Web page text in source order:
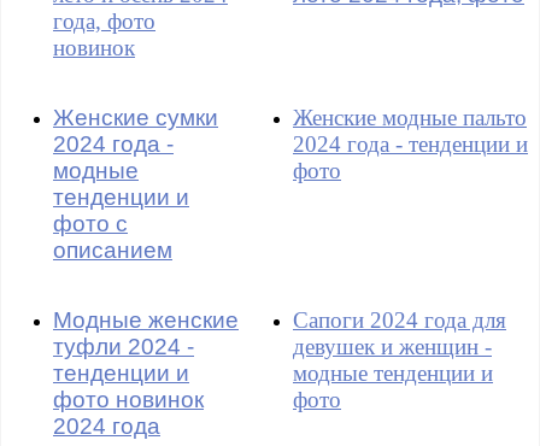
года, фото
новинок
Женские сумки
2024 года -
модные
тенденции и
фото с
описанием
Женские модные пальто
2024 года - тенденции и
фото
Модные женские
туфли 2024 -
тенденции и
фото новинок
2024 года
Сапоги 2024 года для
девушек и женщин -
модные тенденции и
фото